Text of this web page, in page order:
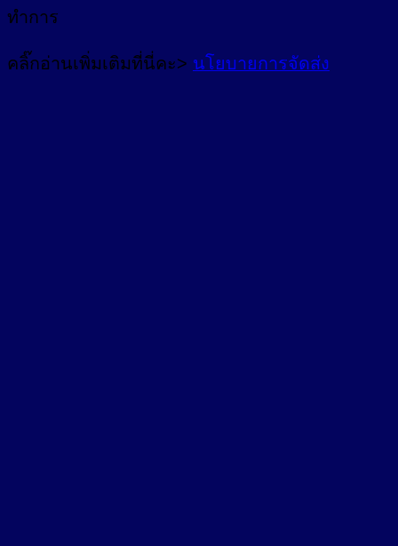
ทำการ
คลิ๊กอ่านเพิ่มเติมที่นี่คะ> นโยบายการจัดส่ง